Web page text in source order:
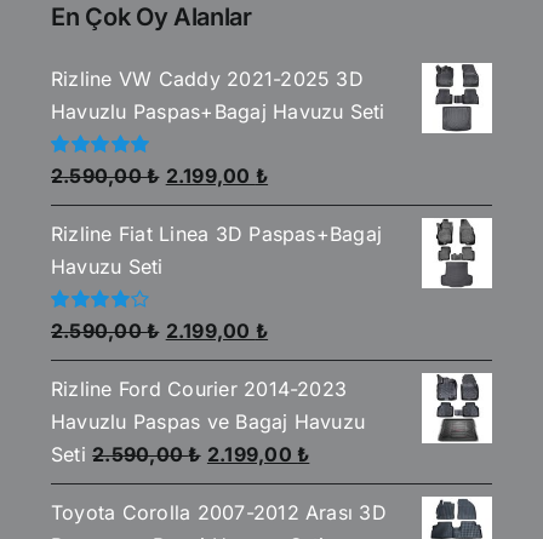
En Çok Oy Alanlar
Rizline VW Caddy 2021-2025 3D
Havuzlu Paspas+Bagaj Havuzu Seti
5
üzerinden
5.00oy aldı
2.590,00₺ Orijinal
fiyat:
2.590,00 ₺.
2.199,00 ₺Şu
andaki
fiyat:
Rizline Fiat Linea 3D Paspas+Bagaj
Havuzu Seti
5
üzerinden
4.00oy
aldı
2.590,00₺ Orijinal
fiyat:
2.590,00 ₺.
2.199,00 ₺Şu
andaki
fiyat:
2.199,00 ₺.
Rizline Ford Courier 2014-2023
Havuzlu Paspas ve Bagaj Havuzu
Seti 2.590,00₺ Orijinal
fiyat:
2.590,00 ₺.
2.199,00 ₺Şu
andaki
fiyat:
Toyota Corolla 2007-2012 Arası 3D